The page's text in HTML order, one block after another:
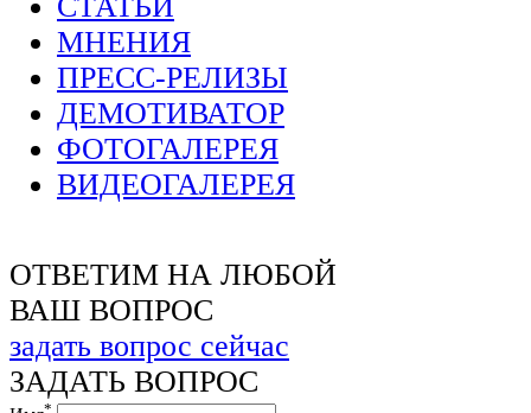
МНЕНИЯ
ПРЕСС-РЕЛИЗЫ
ДЕМОТИВАТОР
ФОТОГАЛЕРЕЯ
ВИДЕОГАЛЕРЕЯ
ОТВЕТИМ НА ЛЮБОЙ
ВАШ ВОПРОС
задать вопрос сейчас
ЗАДАТЬ ВОПРОС
*